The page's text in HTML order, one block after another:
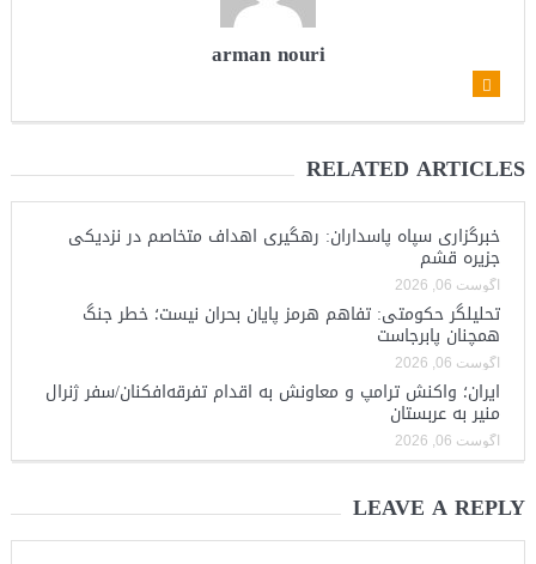
arman nouri
RELATED ARTICLES
خبرگزاری سپاه پاسداران: رهگیری اهداف متخاصم در نزدیکی
جزیره قشم
آگوست 06, 2026
تحلیلگر حکومتی: تفاهم هرمز پایان بحران نیست؛ خطر جنگ
همچنان پابرجاست
آگوست 06, 2026
ایران؛ واکنش ترامپ و معاونش به اقدام تفرقه‌افکنان/سفر ژنرال
منیر به عربستان
آگوست 06, 2026
LEAVE A REPLY